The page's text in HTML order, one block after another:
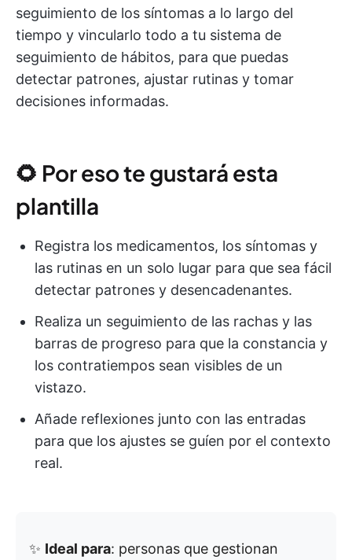
seguimiento de los síntomas a lo largo del
tiempo y vincularlo todo a tu sistema de
seguimiento de hábitos, para que puedas
detectar patrones, ajustar rutinas y tomar
decisiones informadas.
🌻 Por eso te gustará esta
plantilla
Registra los medicamentos, los síntomas y
las rutinas en un solo lugar para que sea fácil
detectar patrones y desencadenantes.
Realiza un seguimiento de las rachas y las
barras de progreso para que la constancia y
los contratiempos sean visibles de un
vistazo.
Añade reflexiones junto con las entradas
para que los ajustes se guíen por el contexto
real.
✨ Ideal para: personas que gestionan